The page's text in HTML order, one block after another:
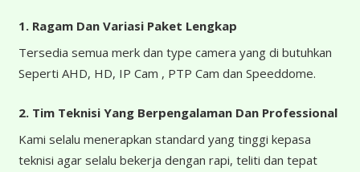
1. Ragam Dan Variasi Paket Lengkap
Tersedia semua merk dan type camera yang di butuhkan
Seperti AHD, HD, IP Cam , PTP Cam dan Speeddome.
2. Tim Teknisi Yang Berpengalaman Dan Professional
Kami selalu menerapkan standard yang tinggi kepasa
teknisi agar selalu bekerja dengan rapi, teliti dan tepat